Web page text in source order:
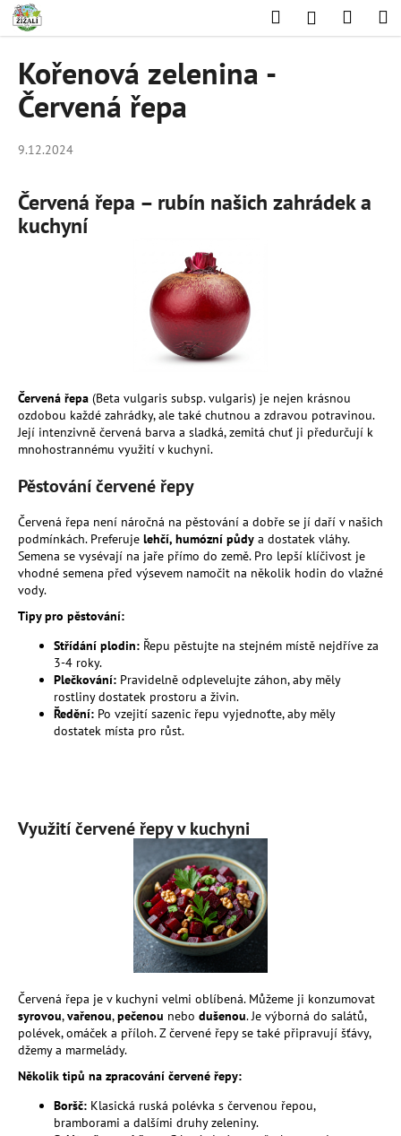
Přejít
obsah
HledatPřihlášení
Kořenová zelenina -
Červená řepa
9.12.2024
Červená řepa – rubín našich zahrádek a
kuchyní
Červená řepa (Beta vulgaris subsp. vulgaris) je nejen krásnou
ozdobou každé zahrádky, ale také chutnou a zdravou potravinou.
Její intenzivně červená barva a sladká, zemitá chuť ji předurčují k
mnohostrannému využití v kuchyni.
Pěstování červené řepy
Červená řepa není náročná na pěstování a dobře se jí daří v našich
podmínkách. Preferuje lehčí, humózní půdy a dostatek vláhy.
Semena se vysévají na jaře přímo do země. Pro lepší klíčivost je
vhodné semena před výsevem namočit na několik hodin do vlažné
vody.
Tipy pro pěstování:
Střídání plodin: Řepu pěstujte na stejném místě nejdříve za
3-4 roky.
Plečkování: Pravidelně odplevelujte záhon, aby měly
rostliny dostatek prostoru a živin.
Ředění: Po vzejití sazenic řepu vyjednoťte, aby měly
dostatek místa pro růst.
Využití červené řepy v kuchyni
Červená řepa je v kuchyni velmi oblíbená. Můžeme ji konzumovat
syrovou,vařenou,pečenou nebo dušenou. Je výborná do salátů,
polévek, omáček a příloh. Z červené řepy se také připravují šťávy,
džemy a marmelády.
Několik tipů na zpracování červené řepy:
Boršč: Klasická ruská polévka s červenou řepou,
bramborami a dalšími druhy zeleniny.
o
C
o
p
t
ř
e
n
a
j
t
?
HLEDAT
u
ČAJ
S
KOPŘIVOU
A
BIOUHLÍKEM
LITRŮ